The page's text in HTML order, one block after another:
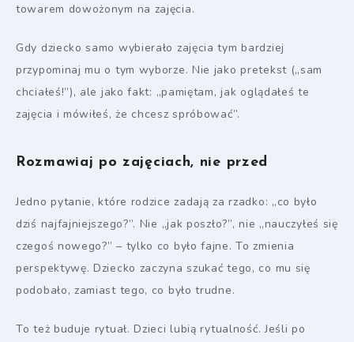
towarem dowożonym na zajęcia.
Gdy dziecko samo wybierało zajęcia tym bardziej
przypominaj mu o tym wyborze. Nie jako pretekst („sam
chciałeś!”), ale jako fakt: „pamiętam, jak oglądałeś te
zajęcia i mówiłeś, że chcesz spróbować”.
Rozmawiaj po zajęciach, nie przed
Jedno pytanie, które rodzice zadają za rzadko: „co było
dziś najfajniejszego?”. Nie „jak poszło?”, nie „nauczyłeś się
czegoś nowego?” – tylko co było fajne. To zmienia
perspektywę. Dziecko zaczyna szukać tego, co mu się
podobało, zamiast tego, co było trudne.
To też buduje rytuał. Dzieci lubią rytualność. Jeśli po